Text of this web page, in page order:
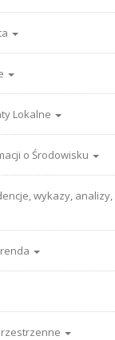
Lokalne
o Środowisku
wykazy, analizy,